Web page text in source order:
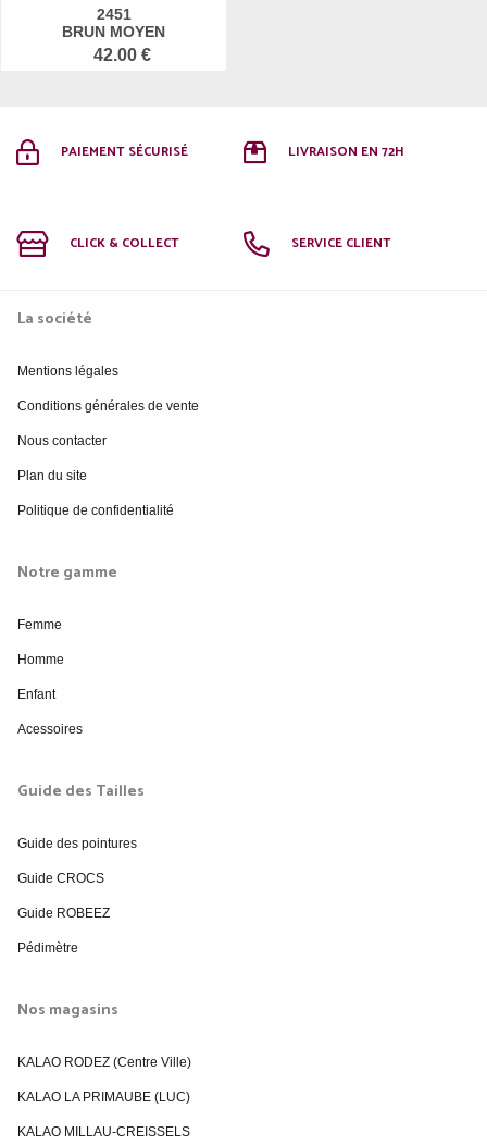
2451
BRUN MOYEN
42.00 €
PAIEMENT SÉCURISÉ LIVRAISON EN 72H
CLICK & COLLECT SERVICE CLIENT
La société
Mentions légales
Conditions générales de vente
Nous contacter
Plan du site
Politique de confidentialité
Notre gamme
Femme
Homme
Enfant
Acessoires
Guide des Tailles
Guide des pointures
Guide CROCS
Guide ROBEEZ
Pédimètre
Nos magasins
KALAO RODEZ (Centre Ville)
KALAO LA PRIMAUBE (LUC)
KALAO MILLAU-CREISSELS